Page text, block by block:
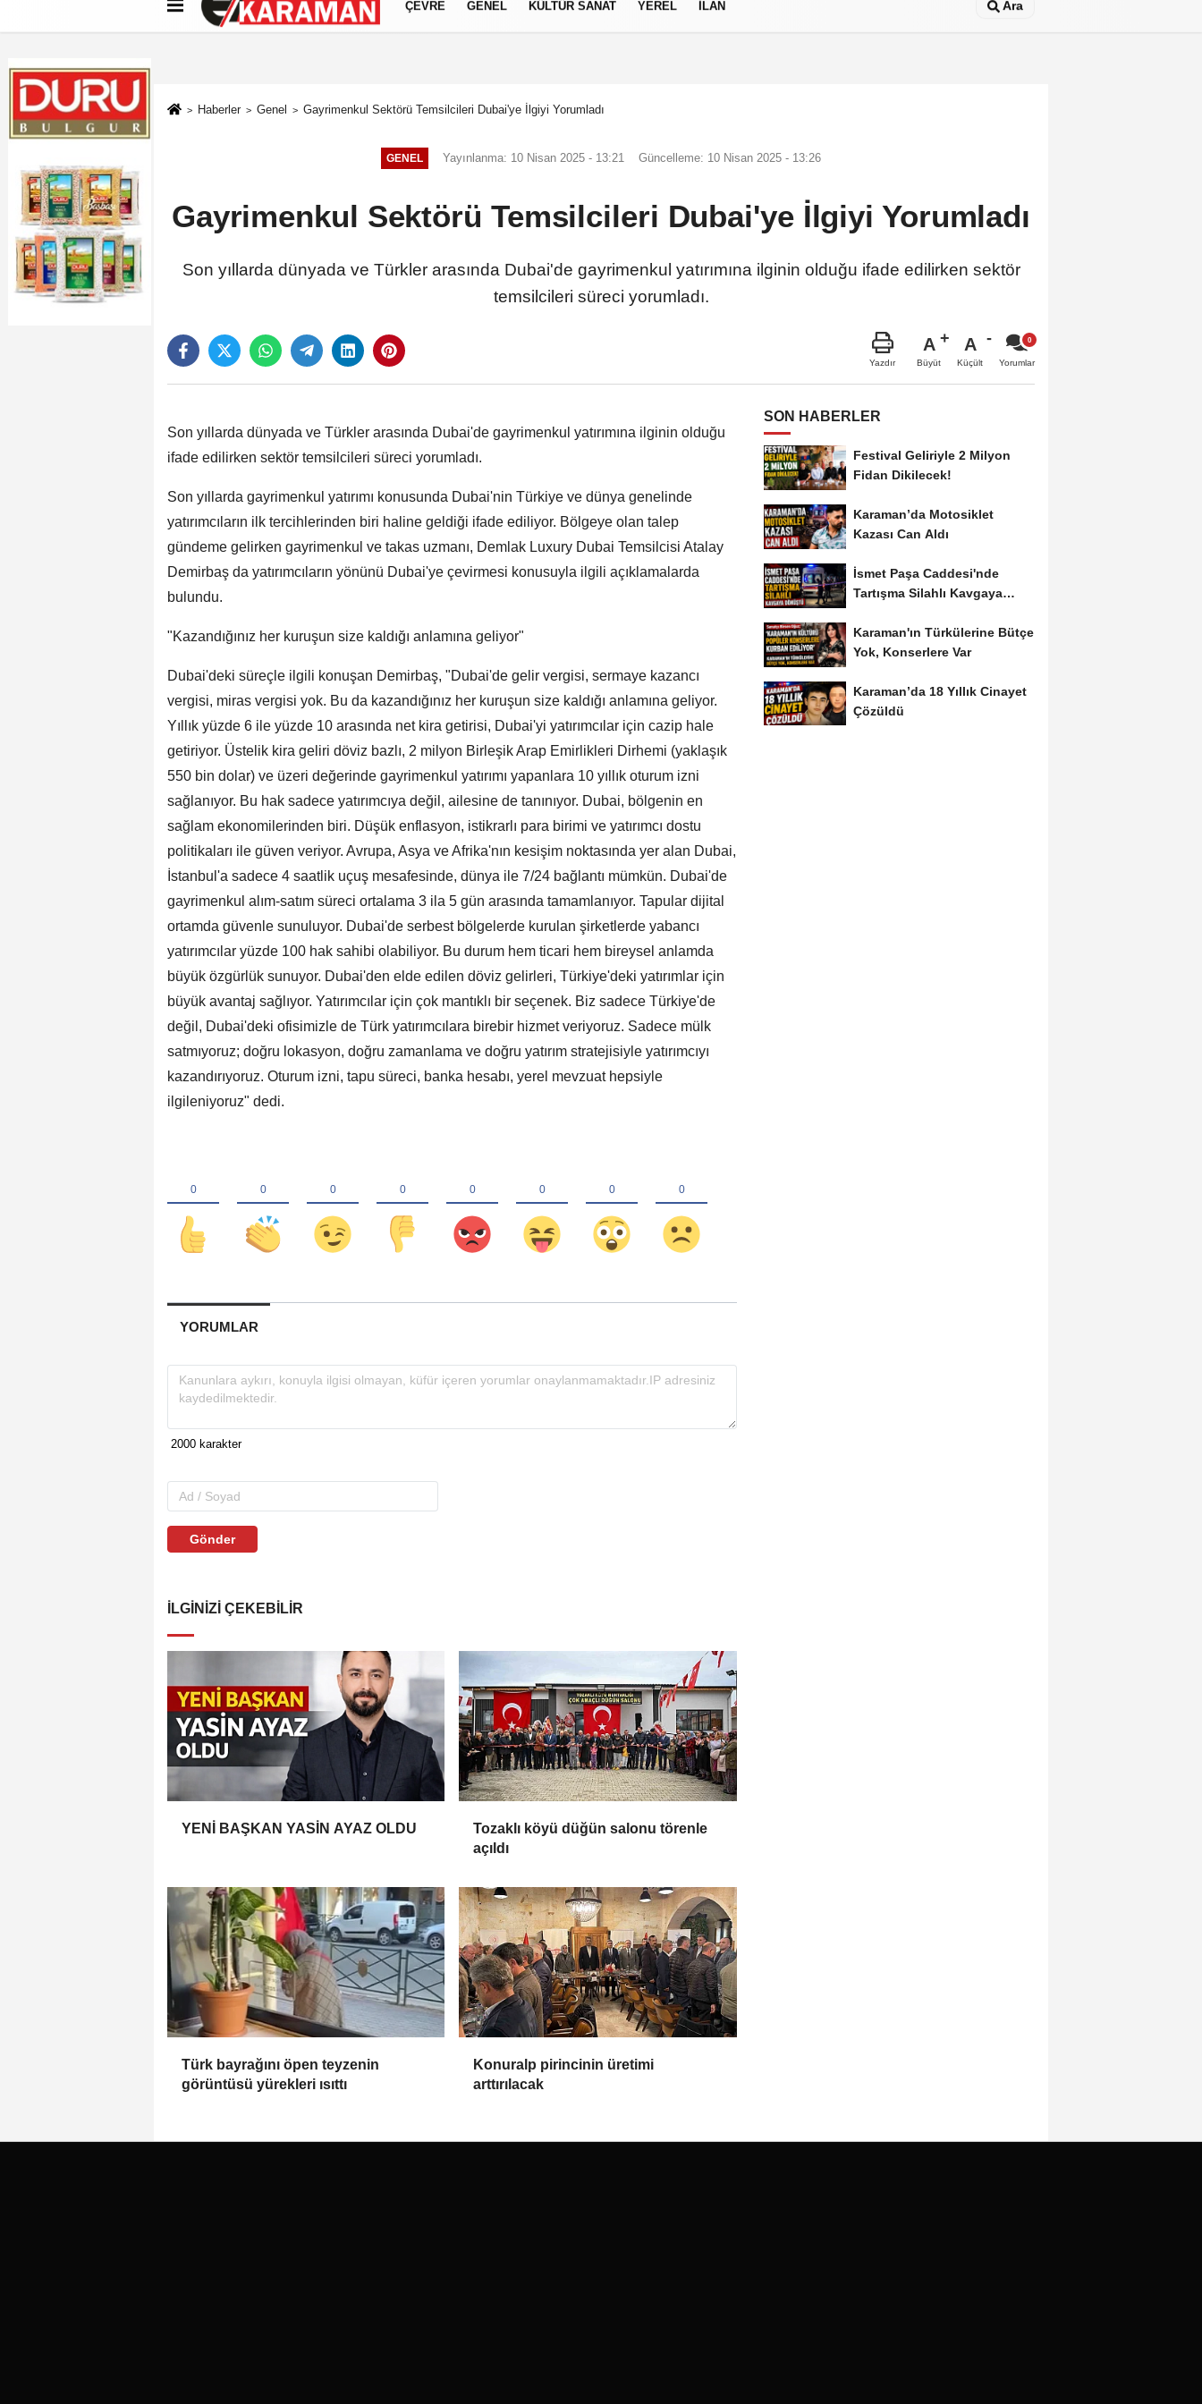
Künye İletişim Çerez Politikası Gizlilik İlkeleri
ÇEVRE GENEL KÜLTÜR SANAT YEREL İLAN Ara
Haberler Genel Gayrimenkul Sektörü Temsilcileri Dubai'ye İlgiyi Yorumladı
GENEL Yayınlanma: 10 Nisan 2025 - 13:21 Güncelleme: 10 Nisan 2025 - 13:26
Gayrimenkul Sektörü Temsilcileri Dubai'ye İlgiyi Yorumladı
Son yıllarda dünyada ve Türkler arasında Dubai'de gayrimenkul yatırımına ilginin olduğu ifade edilirken sektör
temsilcileri süreci yorumladı.
Yazdır
A
Büyüt
A
Küçült Yorumlar
Son yıllarda dünyada ve Türkler arasında Dubai'de gayrimenkul yatırımına ilginin olduğu
ifade edilirken sektör temsilcileri süreci yorumladı.
Son yıllarda gayrimenkul yatırımı konusunda Dubai'nin Türkiye ve dünya genelinde
yatırımcıların ilk tercihlerinden biri haline geldiği ifade ediliyor. Bölgeye olan talep
gündeme gelirken gayrimenkul ve takas uzmanı, Demlak Luxury Dubai Temsilcisi Atalay
Demirbaş da yatırımcıların yönünü Dubai'ye çevirmesi konusuyla ilgili açıklamalarda
bulundu.
"Kazandığınız her kuruşun size kaldığı anlamına geliyor"
Dubai'deki süreçle ilgili konuşan Demirbaş, "Dubai'de gelir vergisi, sermaye kazancı
vergisi, miras vergisi yok. Bu da kazandığınız her kuruşun size kaldığı anlamına geliyor.
Yıllık yüzde 6 ile yüzde 10 arasında net kira getirisi, Dubai'yi yatırımcılar için cazip hale
getiriyor. Üstelik kira geliri döviz bazlı, 2 milyon Birleşik Arap Emirlikleri Dirhemi (yaklaşık
550 bin dolar) ve üzeri değerinde gayrimenkul yatırımı yapanlara 10 yıllık oturum izni
sağlanıyor. Bu hak sadece yatırımcıya değil, ailesine de tanınıyor. Dubai, bölgenin en
sağlam ekonomilerinden biri. Düşük enflasyon, istikrarlı para birimi ve yatırımcı dostu
politikaları ile güven veriyor. Avrupa, Asya ve Afrika'nın kesişim noktasında yer alan Dubai,
İstanbul'a sadece 4 saatlik uçuş mesafesinde, dünya ile 7/24 bağlantı mümkün. Dubai'de
gayrimenkul alım-satım süreci ortalama 3 ila 5 gün arasında tamamlanıyor. Tapular dijital
ortamda güvenle sunuluyor. Dubai'de serbest bölgelerde kurulan şirketlerde yabancı
yatırımcılar yüzde 100 hak sahibi olabiliyor. Bu durum hem ticari hem bireysel anlamda
büyük özgürlük sunuyor. Dubai'den elde edilen döviz gelirleri, Türkiye'deki yatırımlar için
büyük avantaj sağlıyor. Yatırımcılar için çok mantıklı bir seçenek. Biz sadece Türkiye'de
değil, Dubai'deki ofisimizle de Türk yatırımcılara birebir hizmet veriyoruz. Sadece mülk
satmıyoruz; doğru lokasyon, doğru zamanlama ve doğru yatırım stratejisiyle yatırımcıyı
kazandırıyoruz. Oturum izni, tapu süreci, banka hesabı, yerel mevzuat hepsiyle
ilgileniyoruz" dedi.
YORUMLAR
Gönder
İLGINIZI ÇEKEBILIR
YENİ BAŞKAN YASİN AYAZ OLDU
Tozaklı köyü düğün salonu törenle
açıldı
Türk bayrağını öpen teyzenin
görüntüsü yürekleri ısıttı
Konuralp pirincinin üretimi
arttırılacak
SON HABERLER
Festival Geliriyle 2 Milyon
Fidan Dikilecek!
Karaman’da Motosiklet
Kazası Can Aldı
İsmet Paşa Caddesi'nde
Tartışma Silahlı Kavgaya
Karaman'ın Türkülerine Bütçe
Yok, Konserlere Var
Karaman’da 18 Yıllık Cinayet
Çözüldü